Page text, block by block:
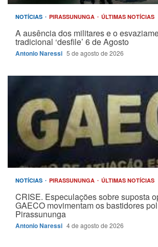
NOTÍCIAS PIRASSUNUNGA ÚLTIMAS NOTÍCIAS
A ausência dos militares e o
tradicional ‘desfile’ 6 de Agosto
Antonio Naressi 5 de agosto de 2026
NOTÍCIAS PIRASSUNUNGA ÚLTIMAS NOTÍCIAS
CRISE. Especulações sobre suposta
GAECO movimentam os bastidores
Pirassununga
Antonio Naressi 4 de agosto de 2026